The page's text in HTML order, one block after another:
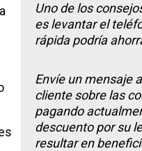
Uno de los
es levantar el
rápida podría
Envíe un mensaje
cliente sobre las
pagando
descuento por su
resultar en